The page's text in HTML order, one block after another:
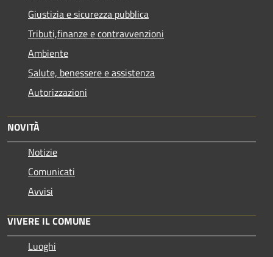
Giustizia e sicurezza pubblica
Tributi,finanze e contravvenzioni
Ambiente
Salute, benessere e assistenza
Autorizzazioni
NOVITÀ
Notizie
Comunicati
Avvisi
VIVERE IL COMUNE
Luoghi